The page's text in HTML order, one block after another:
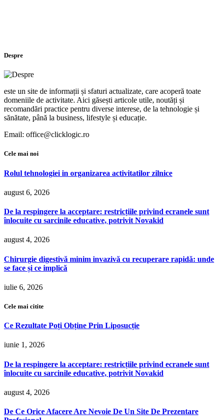
Despre
este un site de informații și sfaturi actualizate, care acoperă toate
domeniile de activitate. Aici găsești articole utile, noutăți și
recomandări practice pentru diverse interese, de la tehnologie și
sănătate, până la business, lifestyle și educație.
Email: office@clicklogic.ro
Cele mai noi
Rolul tehnologiei in organizarea activitatilor zilnice
august 6, 2026
De la respingere la acceptare: restricțiile privind ecranele sunt
înlocuite cu sarcinile educative, potrivit Novakid
august 4, 2026
Chirurgie digestivă minim invazivă cu recuperare rapidă: unde
se face și ce implică
iulie 6, 2026
Cele mai citite
Ce Rezultate Poți Obține Prin Liposucție
iunie 1, 2026
De la respingere la acceptare: restricțiile privind ecranele sunt
înlocuite cu sarcinile educative, potrivit Novakid
august 4, 2026
De Ce Orice Afacere Are Nevoie De Un Site De Prezentare